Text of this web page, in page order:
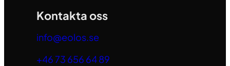
Kontakta oss
info@eolos.se
+46 73 656 64 89